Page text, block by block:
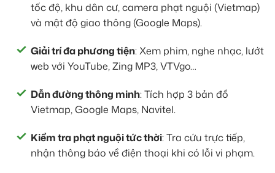
tốc độ, khu dân cư, camera phạt nguội (Vietmap)
và mật độ giao thông (Google Maps).
Giải trí đa phương tiện: Xem phim, nghe nhạc, lướt
web với YouTube, Zing MP3, VTVgo…
Dẫn đường thông minh: Tích hợp 3 bản đồ
Vietmap, Google Maps, Navitel.
Kiểm tra phạt nguội tức thời: Tra cứu trực tiếp,
nhận thông báo về điện thoại khi có lỗi vi phạm.